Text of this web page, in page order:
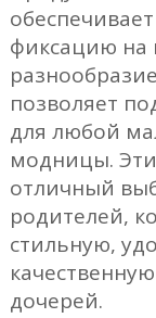
фиксацию на
позволяет
для любой
модницы.
отличный
родителей,
стильную,
дочерей.